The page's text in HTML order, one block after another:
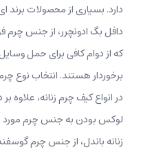
دارد. بسیاری از محصولات برند
دافل بگ ادونچرر، از جنس چرم
که از دوام کافی برای حمل
برخوردار هستند. انتخاب نوع
در انواع کیف چرم زنانه،
لوکس بودن به جنس چرم مورد
زنانه باندل، از جنس چرم